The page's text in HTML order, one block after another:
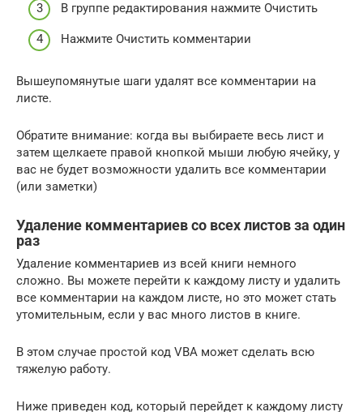
В группе редактирования нажмите Очистить
Нажмите Очистить комментарии
Вышеупомянутые шаги удалят все комментарии на
листе.
Обратите внимание: когда вы выбираете весь лист и
затем щелкаете правой кнопкой мыши любую ячейку, у
вас не будет возможности удалить все комментарии
(или заметки)
Удаление комментариев со всех листов за один
раз
Удаление комментариев из всей книги немного
сложно. Вы можете перейти к каждому листу и удалить
все комментарии на каждом листе, но это может стать
утомительным, если у вас много листов в книге.
В этом случае простой код VBA может сделать всю
тяжелую работу.
Ниже приведен код, который перейдет к каждому листу